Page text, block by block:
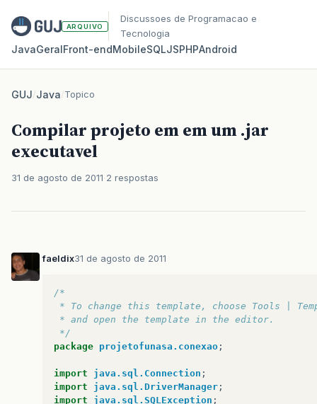
ARQUIVO
Discussoes de Programacao e
Tecnologia
JavaGeralFront‑endMobileSQLJSPHPAndroid
GUJ/Java/Topico
Compilar projeto em em um .jar
executavel
31 de agosto de 2011 2 respostas
faeldix31 de agosto de 2011
/*
* To change this template, choose Tools |
* and open the template in the editor.
*/
package projetofunasa.conexao ;
import java.sql.Connection ;
import
java.sql.DriverManager ;
import
java.sql.SQLException ;